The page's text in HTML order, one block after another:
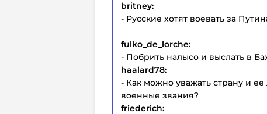
britney:
- Русские хотят воевать за
fulko_de_lorche:
- Побрить налысо и выслать в
haalard78:
- Как можно уважать страну и
военные звания?
friederich: